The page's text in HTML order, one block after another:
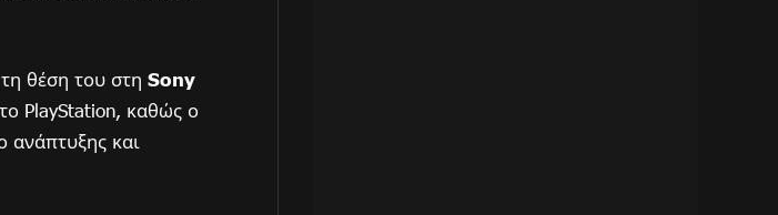
θέση του στη Sony
PlayStation, καθώς ο
ανάπτυξης και